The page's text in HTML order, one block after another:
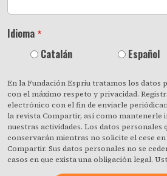
Idioma
Catalán
Español
En la Fundación Espriu tratamos los datos
con el máximo respeto y privacidad.
electrónico con el fin de enviarle
la revista Compartir, así como mantenerle
nuestras actividades. Los datos personales
conservarán mientras no solicite el cese
Compartir. Sus datos personales no se
casos en que exista una obligación legal.